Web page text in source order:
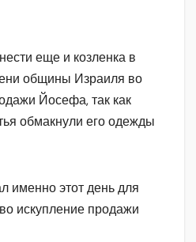
еще и козленка в
общины Израиля во
Йосефа, так как
обмакнули его одежды
этот день для
искупление продажи